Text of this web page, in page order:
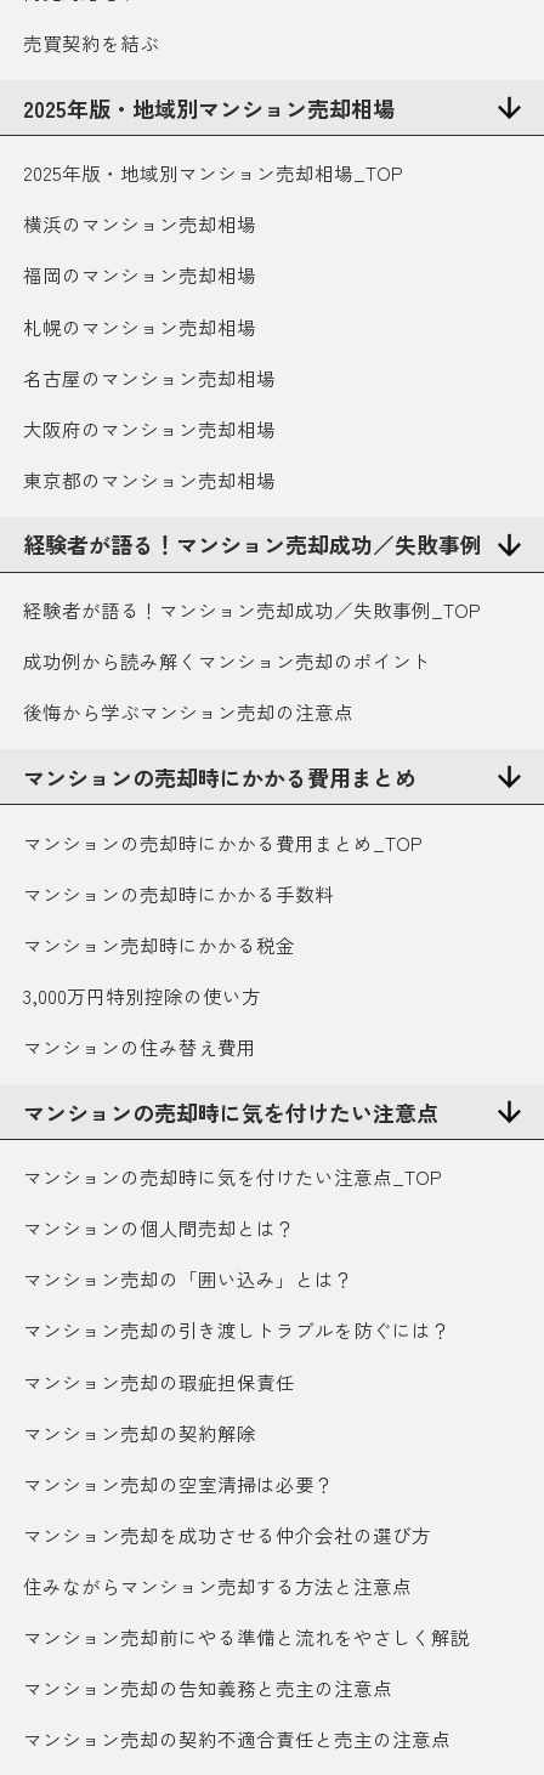
売買契約を結ぶ
2025年版・地域別マンション売却相場
2025年版・地域別マンション売却相場_TOP
横浜のマンション売却相場
福岡のマンション売却相場
札幌のマンション売却相場
名古屋のマンション売却相場
大阪府のマンション売却相場
東京都のマンション売却相場
経験者が語る！マンション売却成功／失敗事例
経験者が語る！マンション売却成功／失敗事例_TOP
成功例から読み解くマンション売却のポイント
後悔から学ぶマンション売却の注意点
マンションの売却時にかかる費用まとめ
マンションの売却時にかかる費用まとめ_TOP
マンションの売却時にかかる手数料
マンション売却時にかかる税金
3,000万円特別控除の使い方
マンションの住み替え費用
マンションの売却時に気を付けたい注意点
マンションの売却時に気を付けたい注意点_TOP
マンションの個人間売却とは？
マンション売却の「囲い込み」とは？
マンション売却の引き渡しトラブルを防ぐには？
マンション売却の瑕疵担保責任
マンション売却の契約解除
マンション売却の空室清掃は必要？
マンション売却を成功させる仲介会社の選び方
住みながらマンション売却する方法と注意点
マンション売却前にやる準備と流れをやさしく解説
マンション売却の告知義務と売主の注意点
マンション売却の契約不適合責任と売主の注意点